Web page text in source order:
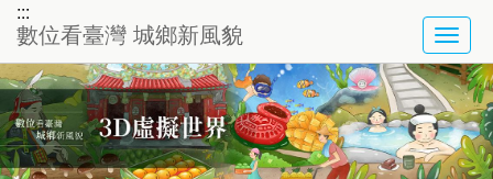
:::
數位看臺灣 城鄉新風貌